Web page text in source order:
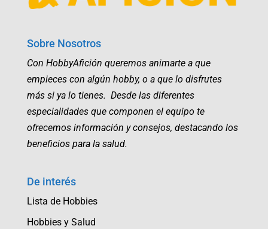
Sobre Nosotros
Con HobbyAfición queremos animarte a que
empieces con algún hobby, o a que lo disfrutes
más si ya lo tienes. Desde las diferentes
especialidades que componen el equipo te
ofrecemos información y consejos, destacando los
beneficios para la salud.
De interés
Lista de Hobbies
Hobbies y Salud